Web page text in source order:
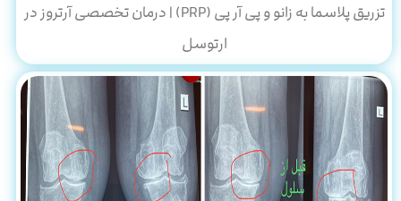
تزریق پلاسما به زانو و پی آر پی (PRP) | درمان تخصصی آرتروز در
ارتوسل